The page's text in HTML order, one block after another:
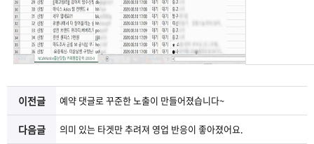
지
이전글 예약 댓글로 꾸준한 노출이 만들어졌습니다~
다음글 의미 있는 타겟만 추려져 영업 반응이 좋아졌어요.